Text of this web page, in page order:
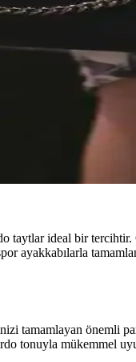
derisiyle lüks ve
Deneyimleri
dikkat çekiyor.
Hakkında
taytlar ideal bir
ayakkabılarla
tamamlayan
tonuyla mükemmel